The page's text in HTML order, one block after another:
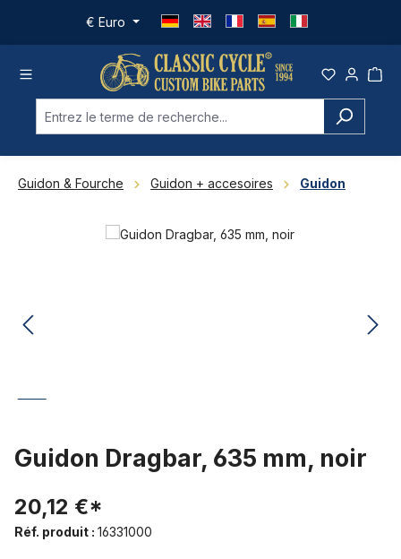
Passer au contenu principal
€ Euro
Guidon & Fourche Guidon + accesoires Guidon
Ignorer la galerie d'images
Guidon Dragbar, 635 mm, noir
20,12 €*
Réf. produit : 16331000